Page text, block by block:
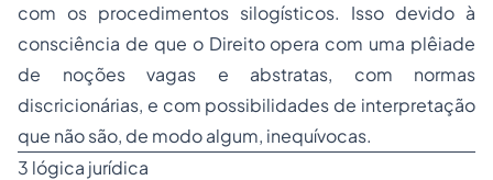
com os procedimentos silogísticos. Isso devido à
consciência de que o Direito opera com uma plêiade
de noções vagas e abstratas, com normas
discricionárias, e com possibilidades de interpretação
que não são, de modo algum, inequívocas.
3 lógica jurídica